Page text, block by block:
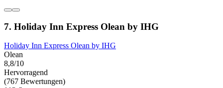
7. Holiday Inn Express Olean by IHG
Holiday Inn Express Olean by IHG
Olean
8,8/10
Hervorragend
(767 Bewertungen)